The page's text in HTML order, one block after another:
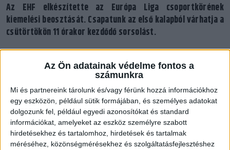
Az Ön adatainak védelme fontos a
számunkra
Mi és partnereink tárolunk és/vagy férünk hozzá információkhoz
egy eszközön, például sütik formájában, és személyes adatokat
dolgozunk fel, például egyedi azonosítókat és standard
információkat, amelyeket az eszköz személyre szabott
hirdetésekhez és tartalomhoz, hirdetések és tartalmak
méréséhez, közönségmérésekhez és szolgáltatásfejlesztéshez
Az EHF elkészítette az Európa Liga csoportkörének
kiemelési beosztását. Csapatunk az első kalapból várhatja a
csütörtökön 11 órakor kezdődő sorsolást.